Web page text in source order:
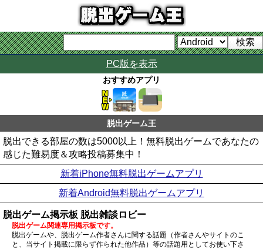
PC版を表示
おすすめアプリ
脱出ゲーム王
脱出できる部屋の数は5000以上！無料脱出ゲームであなたの
感じた難易度＆攻略投稿募集中！
新着iPhone無料脱出ゲームアプリ
新着Android無料脱出ゲームアプリ
脱出ゲーム掲示板 脱出雑談ロビー
脱出ゲーム関連専用掲示板です。
脱出ゲームや、脱出ゲーム作者さんに関する話題（作者さんやサイトのこ
と、当サイト掲載に限らず作られた他作品）等の話題用としてお使い下さ